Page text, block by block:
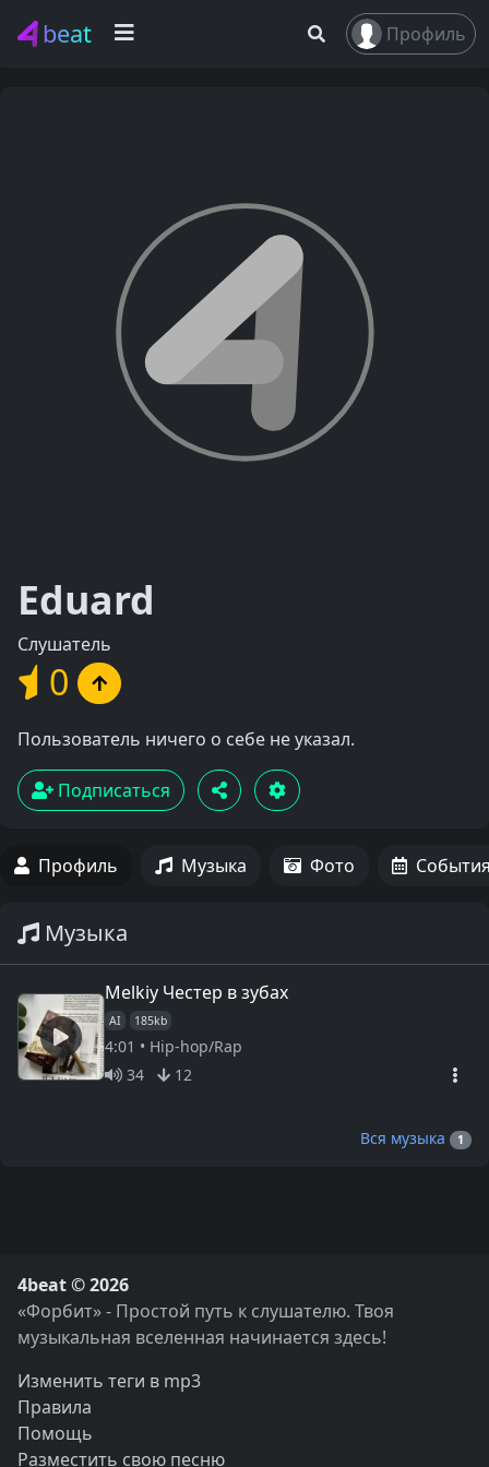
beat Профиль
Eduard
Слушатель
0
Пользователь ничего о себе не указал.
Подписаться
Профиль Музыка Фото
Музыка
Melkiy Честер в зубах
AI 185kb
4:01 • Hip-hop/Rap
34
12
Вся музыка 1
4beat © 2026
«Форбит» - Простой путь к слушателю. Твоя
музыкальная вселенная начинается здесь!
Изменить теги в mp3
Правила
Помощь
Разместить свою песню